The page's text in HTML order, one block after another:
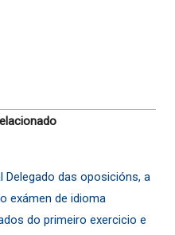
Delegado das oposicións, a
exámen de idioma
do primeiro exercicio e